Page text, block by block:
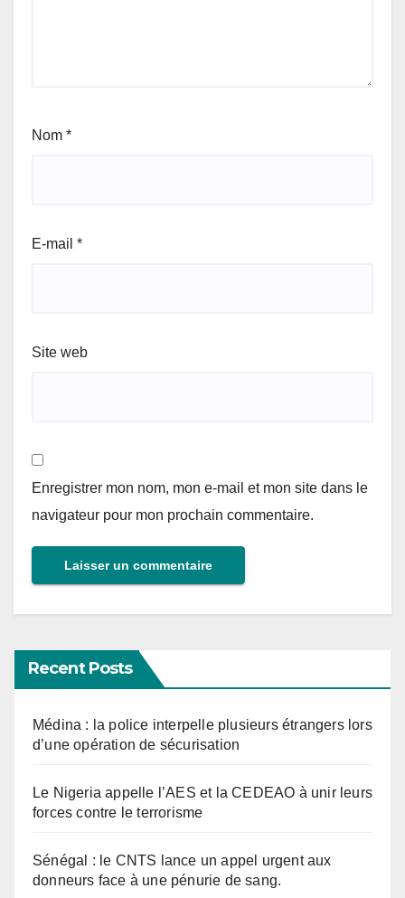
Nom *
E-mail *
Site web
Enregistrer mon nom, mon e-mail et mon site dans le
navigateur pour mon prochain commentaire.
Recent Posts
Médina : la police interpelle plusieurs étrangers lors
d’une opération de sécurisation
Le Nigeria appelle l’AES et la CEDEAO à unir leurs
forces contre le terrorisme
Sénégal : le CNTS lance un appel urgent aux
donneurs face à une pénurie de sang.